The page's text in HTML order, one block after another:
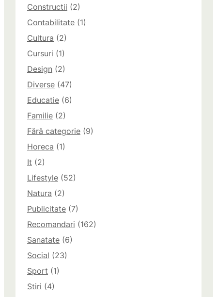
Constructii (2)
Contabilitate (1)
Cultura (2)
Cursuri (1)
Design (2)
Diverse (47)
Educatie (6)
Familie (2)
Fără categorie (9)
Horeca (1)
It (2)
Lifestyle (52)
Natura (2)
Publicitate (7)
Recomandari (162)
Sanatate (6)
Social (23)
Sport (1)
Stiri (4)